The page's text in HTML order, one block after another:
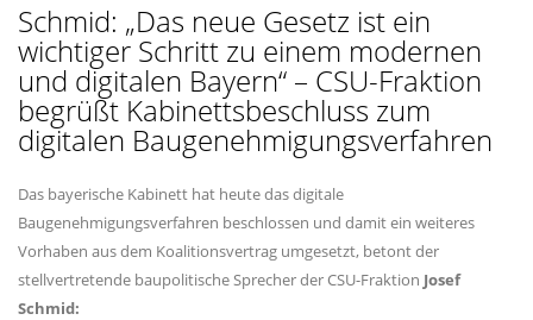
Schmid: „Das neue Gesetz ist ein
wichtiger Schritt zu einem modernen
und digitalen Bayern“ – CSU-Fraktion
begrüßt Kabinettsbeschluss zum
digitalen Baugenehmigungsverfahren
Das bayerische Kabinett hat heute das digitale
Baugenehmigungsverfahren beschlossen und damit ein weiteres
Vorhaben aus dem Koalitionsvertrag umgesetzt, betont der
stellvertretende baupolitische Sprecher der CSU-Fraktion Josef
Schmid: